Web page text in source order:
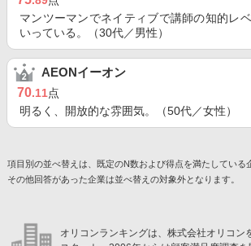
マンツーマンでネイティブで講師の知的レ
いっている。（30代／男性）
AEONイーオン
70.11点
明るく、開放的な雰囲気。（50代／女性）
項目別の並べ替えは、既定のN数および得点を満たしている
その他回答があった企業は並べ替えの対象外となります。
オリコンランキングは、株式会社オリコン